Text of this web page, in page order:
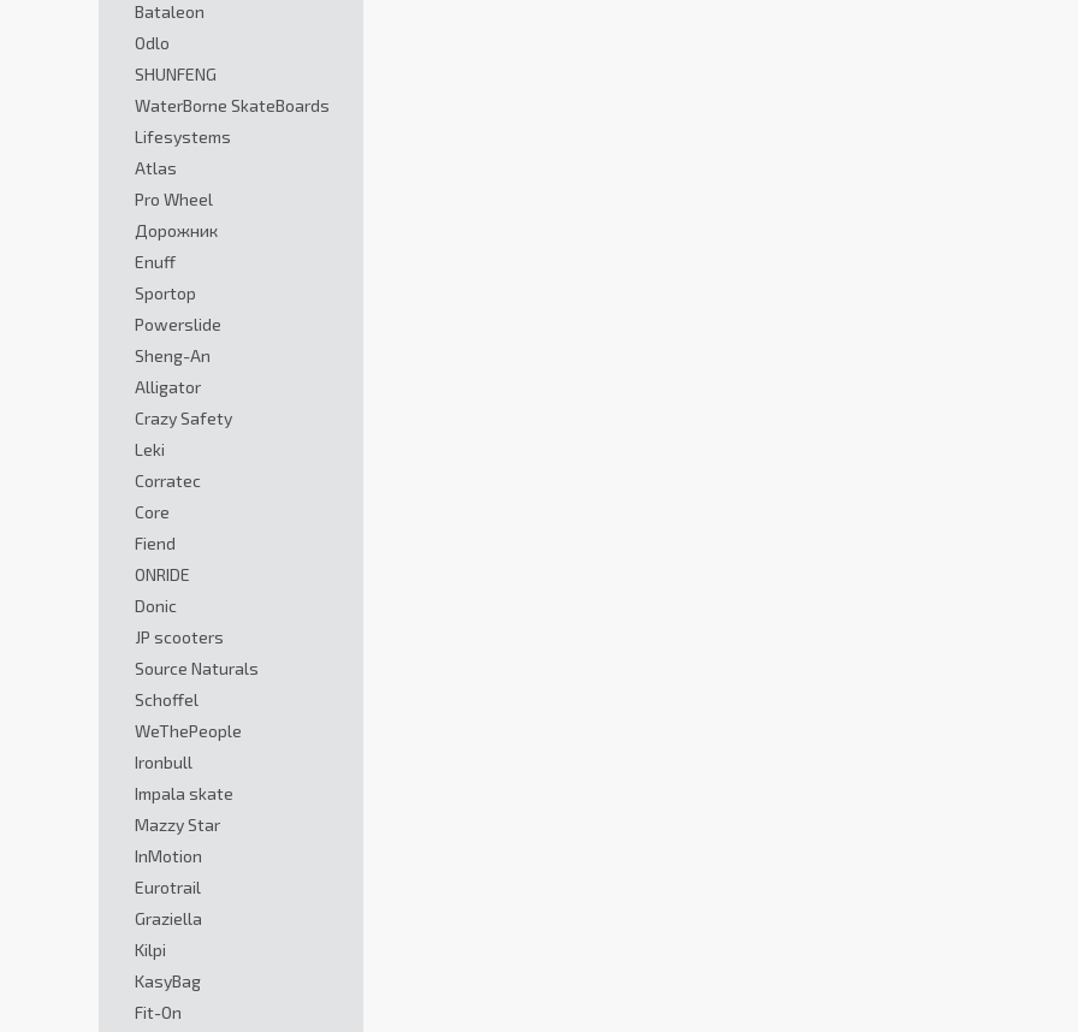
Bataleon
Odlo
SHUNFENG
WaterBorne SkateBoards
Lifesystems
Atlas
Pro Wheel
Дорожник
Enuff
Sportop
Powerslide
Sheng-An
Alligator
Crazy Safety
Leki
Corratec
Core
Fiend
ONRIDE
Donic
JP scooters
Source Naturals
Schoffel
WeThePeople
Ironbull
Impala skate
Mazzy Star
InMotion
Eurotrail
Graziella
Kilpi
KasyBag
Fit-On